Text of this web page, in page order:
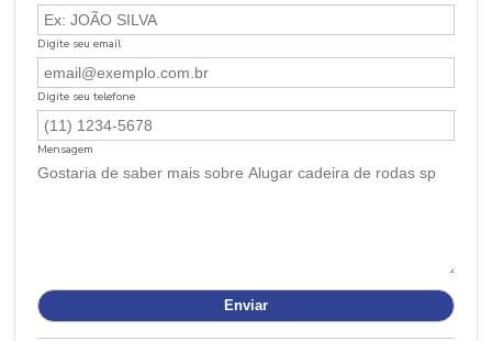
Digite seu email
Digite seu telefone
Mensagem